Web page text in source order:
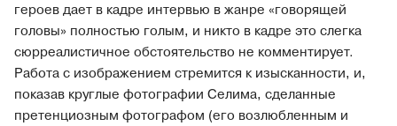
героев дает в кадре интервью в жанре «говорящей
головы» полностью голым, и никто в кадре это слегка
сюрреалистичное обстоятельство не комментирует.
Работа с изображением стремится к изысканности, и,
показав круглые фотографии Селима, сделанные
претенциозным фотографом (его возлюбленным и